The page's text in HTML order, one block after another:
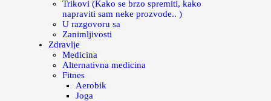
Trikovi (Kako se brzo spremiti, kako
napraviti sam neke prozvode.. )
U razgovoru sa
Zanimljivosti
Zdravlje
Medicina
Alternativna medicina
Fitnes
Aerobik
Joga